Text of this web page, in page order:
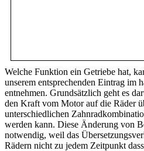
Welche Funktion ein Getriebe hat,
unserem entsprechenden Eintrag im
entnehmen. Grundsätzlich geht es
den Kraft vom Motor auf die Räder
unterschiedlichen
werden kann. Diese Änderung von
notwendig, weil das
Rädern nicht zu jedem Zeitpunkt